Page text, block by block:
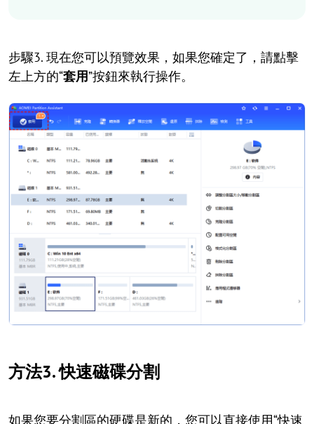
步驟3. 現在您可以預覽效果，如果您確定了，請點擊
左上方的“套用”按鈕來執行操作。
方法3. 快速磁碟分割
如果您要分割區的硬碟是新的，您可以直接使用“快速